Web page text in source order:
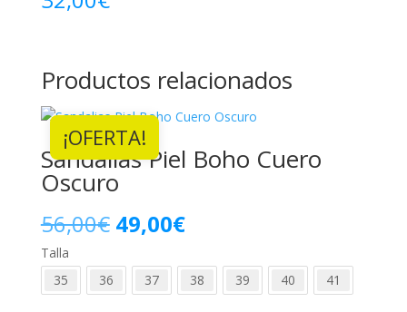
Productos relacionados
¡OFERTA!
Sandalias Piel Boho Cuero
Oscuro
56,00€ El
precio
original
49,00€El
precio
actual
Talla
35
36 37 38 39 40 41